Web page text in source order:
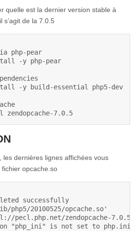
quelle est la dernier version stable à
s’agit de la 7.0.5
php-pear
-y php-pear
-y build-essential php5-dev
les dernières lignes affichées vous
opcache.so
successfully
20100525/opcache.so'
pecl.php.net/zendopcache-7.0.5
"php_ini" is not set to php.ini